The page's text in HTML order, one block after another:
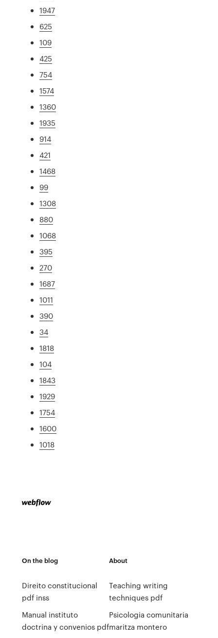
1947
625
109
425
754
1574
1360
1935
914
421
1468
99
1308
880
1068
395
270
1687
1011
390
34
1818
104
1843
1929
1754
1600
1018
On the blog
Direito constitucional
pdf inss
Manual instituto
doctrina y convenios pdf
About
Teaching writing
techniques pdf
Psicologia comunitaria
maritza montero